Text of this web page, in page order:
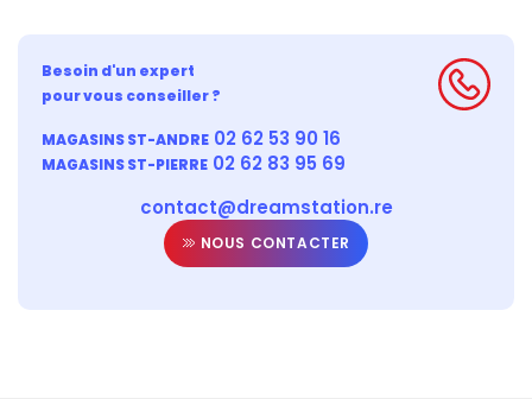
Besoin d'un expert
pour vous conseiller ?
MAGASINS ST-ANDRE 02 62 53 90 16
MAGASINS ST-PIERRE 02 62 83 95 69
contact@dreamstation.re
NOUS CONTACTER